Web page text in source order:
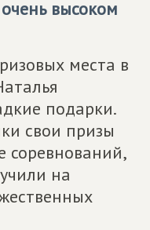
высоком
места в
подарки.
свои призы
соревнований,
на